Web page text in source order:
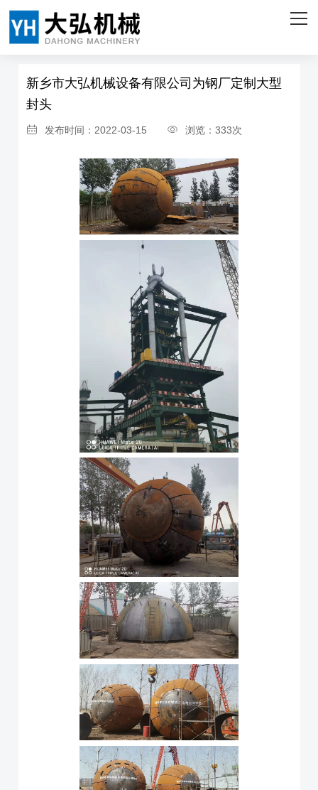
网站首页
产品中心
客户案例
首页 > 新闻资讯 >
新乡市大弘机械设备有限公司为钢厂定制大型
封头
发布时间：2022-03-15 浏览：333次